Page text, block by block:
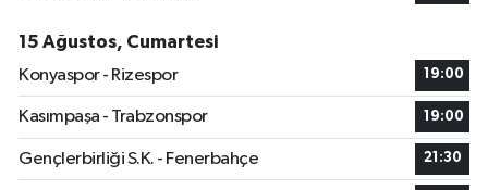
15 Ağustos, Cumartesi
Konyaspor - Rizespor
19:00
Kasımpaşa - Trabzonspor 19:00
Gençlerbirliği S.K. - Fenerbahçe 21:30